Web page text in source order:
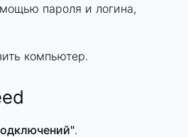
пароля и логина,
компьютер.
.